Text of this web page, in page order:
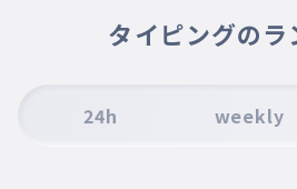
まあいいや
maaiiya
牛乳を作るのは難しい
タイピングのラ
24h weekly